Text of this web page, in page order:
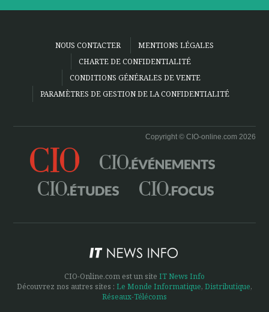
NOUS CONTACTER
MENTIONS LÉGALES
CHARTE DE CONFIDENTIALITÉ
CONDITIONS GÉNÉRALES DE VENTE
PARAMÈTRES DE GESTION DE LA CONFIDENTIALITÉ
Copyright © CIO-online.com 2026
CIO-Online.com est un site IT News Info
Découvrez nos autres sites : Le Monde Informatique, Distributique,
Réseaux-Télécoms